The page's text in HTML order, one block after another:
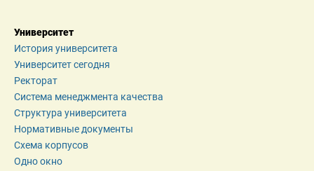
Университет
История университета
Университет сегодня
Ректорат
Система менеджмента качества
Структура университета
Нормативные документы
Схема корпусов
Одно окно